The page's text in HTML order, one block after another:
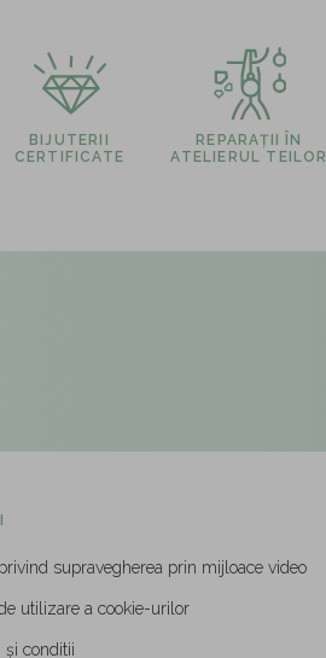
BIJUTERII
CERTIFICATE
REPARAȚII ÎN
ATELIERUL TEILOR
supravegherea prin mijloace video
utilizare a cookie-urilor
și conditii